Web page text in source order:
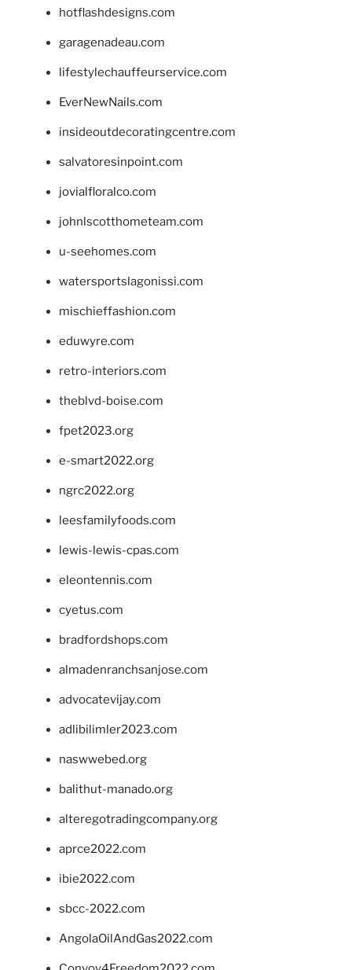
hotflashdesigns.com
garagenadeau.com
lifestylechauffeurservice.com
EverNewNails.com
insideoutdecoratingcentre.com
salvatoresinpoint.com
jovialfloralco.com
johnlscotthometeam.com
u-seehomes.com
watersportslagonissi.com
mischieffashion.com
eduwyre.com
retro-interiors.com
theblvd-boise.com
fpet2023.org
e-smart2022.org
ngrc2022.org
leesfamilyfoods.com
lewis-lewis-cpas.com
eleontennis.com
cyetus.com
bradfordshops.com
almadenranchsanjose.com
advocatevijay.com
adlibilimler2023.com
naswwebed.org
balithut-manado.org
alteregotradingcompany.org
aprce2022.com
ibie2022.com
sbcc-2022.com
AngolaOilAndGas2022.com